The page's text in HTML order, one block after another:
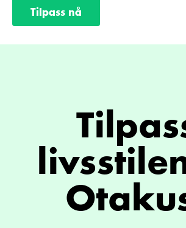
Tilpass nå